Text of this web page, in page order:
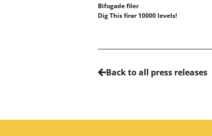
Bifogade filer
Dig This firar 10000 levels!
Back to all press releases